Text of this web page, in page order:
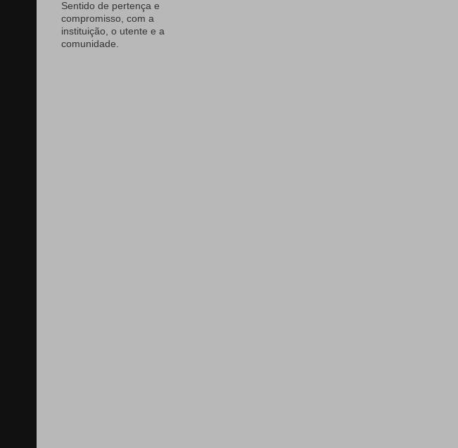
Sentido de pertença e
compromisso, com a
instituição, o utente e a
comunidade.